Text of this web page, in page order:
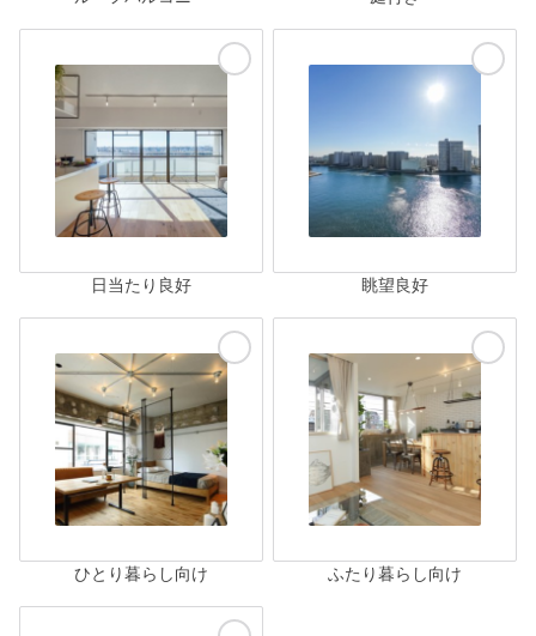
日当たり良好 眺望良好
ひとり暮らし向け ふたり暮らし向け